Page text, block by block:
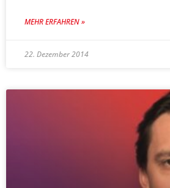
MEHR ERFAHREN »
22. Dezember 2014